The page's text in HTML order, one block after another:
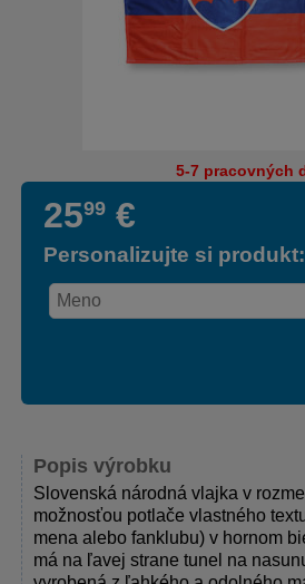
5-7 pracovných
Popis výrobku
Slovenská národná vlajka v
možnosťou potlače vlastného
mena alebo fanklubu) v hornom
má na ľavej strane tunel na
2599 €
Personalizujte si produkt: